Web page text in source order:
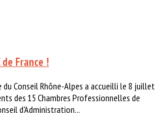
France !
du Conseil Rhône-Alpes a accueilli le 8 juillet
des 15 Chambres Professionnelles de
d'Administration...